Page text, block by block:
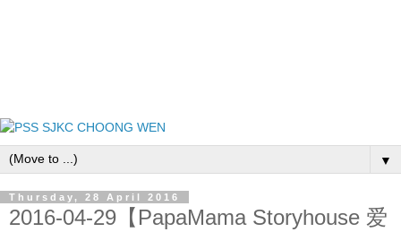
▼
Thursday, 28 April 2016
2016-04-29【PapaMama Storyhouse 爱